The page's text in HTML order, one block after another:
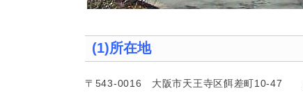
(1)所在地
〒 543-0016 大阪市天王寺区餌差町10-47